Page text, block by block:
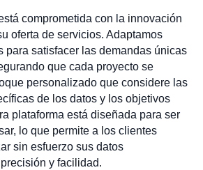
comprometida con la innovación
oferta de servicios. Adaptamos
para satisfacer las demandas únicas
que cada proyecto se
personalizado que considere las
de los datos y los objetivos
plataforma está diseñada para ser
lo que permite a los clientes
sin esfuerzo sus datos
y facilidad.